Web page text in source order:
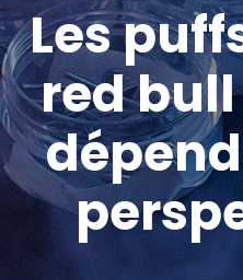
Les
red